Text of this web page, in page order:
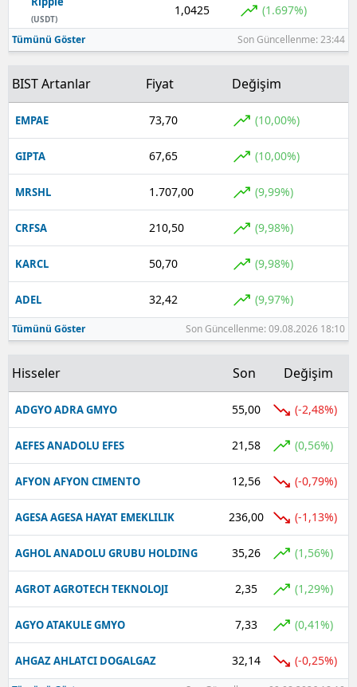
(USDT)
1,0425 (1.697%)
Tümünü Göster Son Güncellenme: 23:44
BIST Artanlar Fiyat Değişim
EMPAE 73,70 (10,00%)
GIPTA 67,65 (10,00%)
MRSHL 1.707,00 (9,99%)
CRFSA 210,50 (9,98%)
KARCL 50,70 (9,98%)
ADEL 32,42 (9,97%)
Tümünü Göster Son Güncellenme: 09.08.2026 18:10
Hisseler Son Değişim
ADGYO ADRA GMYO 55,00 (-2,48%)
AEFES ANADOLU EFES 21,58 (0,56%)
AFYON AFYON CIMENTO 12,56 (-0,79%)
AGESA AGESA HAYAT EMEKLILIK 236,00 (-1,13%)
AGHOL ANADOLU GRUBU HOLDING 35,26 (1,56%)
AGROT AGROTECH TEKNOLOJI 2,35 (1,29%)
AGYO ATAKULE GMYO 7,33 (0,41%)
AHGAZ AHLATCI DOGALGAZ 32,14 (-0,25%)